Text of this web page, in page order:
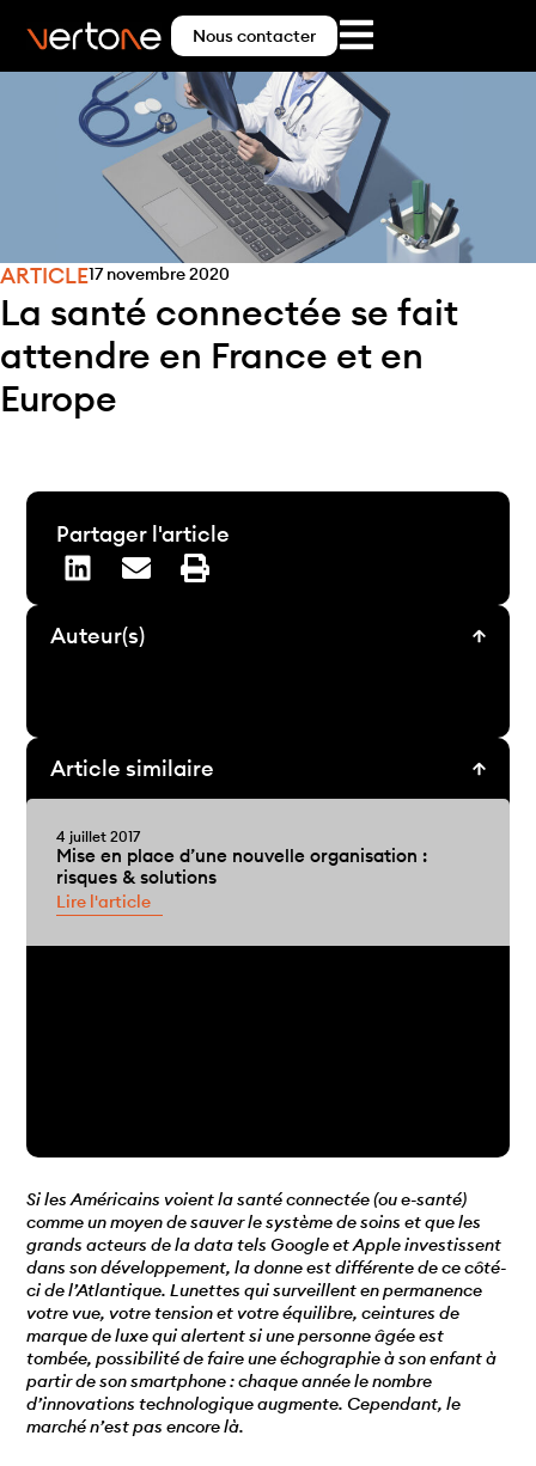
Nous contacter
ARTICLE17 novembre 2020
La santé connectée se fait
attendre en France et en
Europe
Si les Américains voient la santé connectée (ou e-santé)
comme un moyen de sauver le système de soins et que les
grands acteurs de la data tels Google et Apple investissent
dans son développement, la donne est différente de ce côté-
ci de l’Atlantique. Lunettes qui surveillent en permanence
votre vue, votre tension et votre équilibre, ceintures de
marque de luxe qui alertent si une personne âgée est
tombée, possibilité de faire une échographie à son enfant à
partir de son smartphone : chaque année le nombre
d’innovations technologique augmente. Cependant, le
marché n’est pas encore là.
Partager l'article
Auteur(s)
Article similaire
4 juillet 2017
Mise en place d’une nouvelle organisation :
risques & solutions
Lire l'article